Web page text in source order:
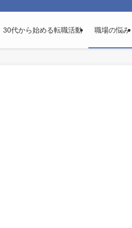
30代から始める転職活動 職場の悩み